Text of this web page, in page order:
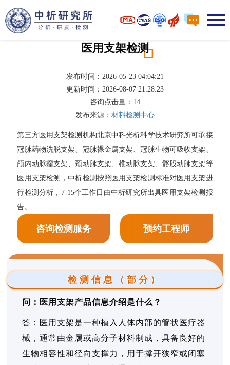
医用支架检测
发布时间：2026-05-23 04:04:21
更新时间：2026-08-07 21:28:23
咨询点击量： 14
发布来源： 材料检测中心
第三方医用支架检测机构北京中科光析科学技术研究所可承接
冠脉药物洗脱支架、冠脉裸金属支架、冠脉生物可吸收支架、
颅内动脉瘤支架、颈动脉支架、椎动脉支架、髂股动脉支架等
医用支架检测，中析检测按照医用支架检测标准对医用支架进
行检测分析，7-15个工作日由中析研究所出具医用支架检测报
告。
咨询检测服务 预约工程师
检测信息（部分）
问：医用支架产品信息介绍是什么？
答：医用支架是一种植入人体内部的管状医疗器
械，通常由金属或高分子材料制成，具备良好的
生物相容性和径向支撑力，用于撑开狭窄或闭塞